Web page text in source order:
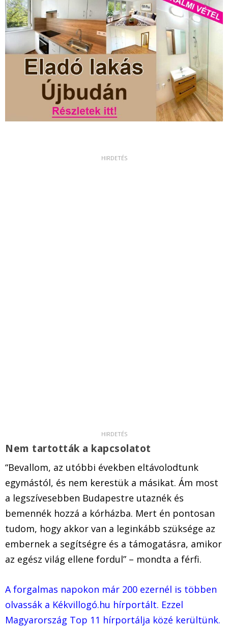
Nem tartották a kapcsolatot
“Bevallom, az utóbbi években eltávolodtunk
egymástól, és nem kerestük a másikat. Ám most
a legszívesebben Budapestre utaznék és
bemennék hozzá a kórházba. Mert én pontosan
tudom, hogy akkor van a leginkább szüksége az
embernek a segítségre és a támogatásra, amikor
az egész világ ellene fordul” – mondta a férfi.
A forgalmas napokon már 200 ezernél is többen
olvassák a Kékvillogó.hu hírportált. Ezzel
Magyarország Top 11 hírportálja közé kerültünk.